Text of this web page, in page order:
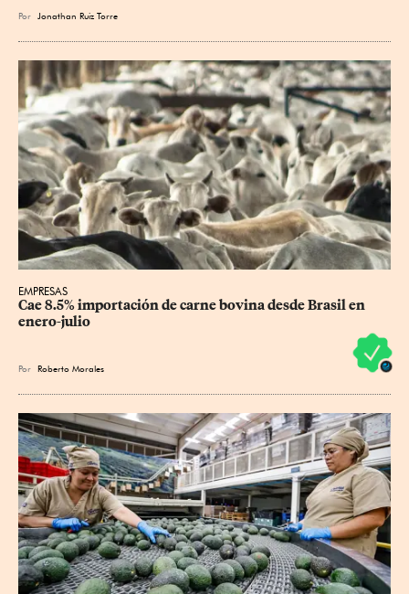
Por Jonathan Ruiz Torre
EMPRESAS
Cae 8.5% importación de carne bovina desde Brasil en
enero-julio
Por Roberto Morales